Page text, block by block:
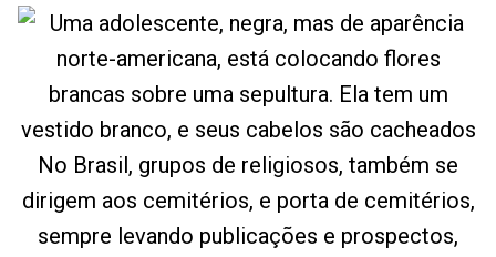
No Brasil, grupos de religiosos, também se
dirigem aos cemitérios, e porta de cemitérios,
sempre levando publicações e prospectos,